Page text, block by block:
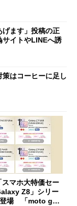
げます」投稿の正
イトやLINEへ誘
はコーヒーに足し
マホ大特価セー
Z8」シリー
登場 「moto g37